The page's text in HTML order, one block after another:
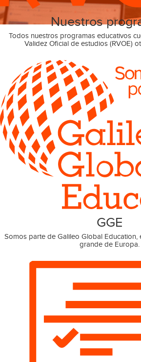
Nuestros
Todos nuestros programas educativos
Validez Oficial de estudios (RVOE)
GGE
Somos parte de Galileo Global
grande de Europa.